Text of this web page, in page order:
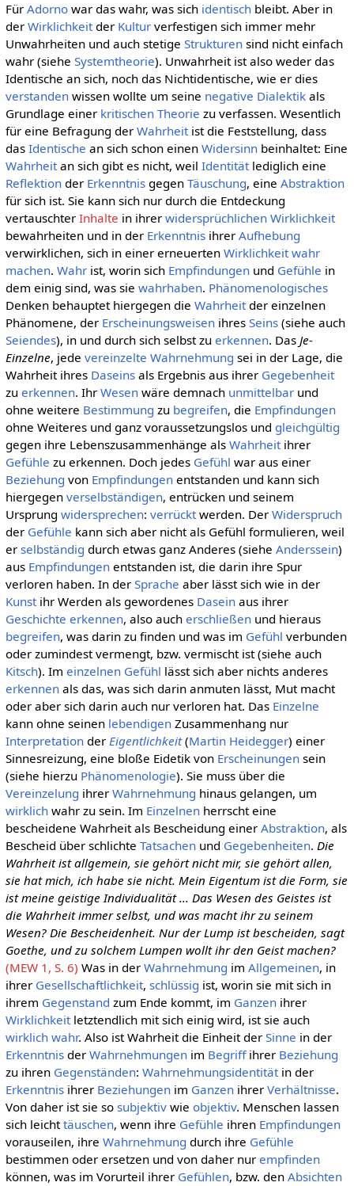
Für Adornowar das wahr, was sich identischbleibt. Aber in
der Wirklichkeitder Kulturverfestigen sich immer mehr
Unwahrheiten und auch stetige Strukturensind nicht einfach
wahr (siehe Systemtheorie). Unwahrheit ist also weder das
Identische an sich, noch das Nichtidentische, wie er dies
verstandenwissen wollte um seine negative Dialektikals
Grundlage einer kritischen Theorie zu verfassen. Wesentlich
für eine Befragung der Wahrheitist die Feststellung, dass
das Identische an sich schon einen Widersinnbeinhaltet: Eine
Wahrheitan sich gibt es nicht, weil Identitätlediglich eine
Reflektionder Erkenntnisgegen Täuschung, eine Abstraktion
für sich ist. Sie kann sich nur durch die Entdeckung
vertauschter Inhalte in ihrer widersprüchlichen Wirklichkeit
bewahrheiten und in der Erkenntnisihrer Aufhebung
verwirklichen, sich in einer erneuerten Wirklichkeit wahr
machen. Wahrist, worin sich Empfindungenund Gefühle in
dem einig sind, was sie wahrhaben. Phänomenologisches
Denken behauptet hiergegen die Wahrheitder einzelnen
Phänomene, der Erscheinungsweisenihres Seins(siehe auch
Seiendes), in und durch sich selbst zu erkennen. Das Je-
Einzelne, jede vereinzelte Wahrnehmung sei in der Lage, die
Wahrheit ihres Daseinsals Ergebnis aus ihrer Gegebenheit
zu erkennen. Ihr Wesenwäre demnach unmittelbarund
ohne weitere Bestimmung zu begreifen, die Empfindungen
ohne Weiteres und ganz voraussetzungslos und gleichgültig
gegen ihre Lebenszusammenhänge als Wahrheitihrer
Gefühle zu erkennen. Doch jedes Gefühl war aus einer
Beziehung von Empfindungenentstanden und kann sich
hiergegen verselbständigen, entrücken und seinem
Ursprung widersprechen: verrücktwerden. Der Widerspruch
der Gefühle kann sich aber nicht als Gefühl formulieren, weil
er selbständig durch etwas ganz Anderes (siehe Anderssein)
aus Empfindungenentstanden ist, die darin ihre Spur
verloren haben. In der Sprache aber lässt sich wie in der
Kunstihr Werden als gewordenes Daseinaus ihrer
Geschichte erkennen, also auch erschließenund hieraus
begreifen, was darin zu finden und was im Gefühl verbunden
oder zumindest vermengt, bzw. vermischt ist (siehe auch
Kitsch). Im einzelnen Gefühl lässt sich aber nichts anderes
erkennenals das, was sich darin anmuten lässt, Mut macht
oder aber sich darin auch nur verloren hat. Das Einzelne
kann ohne seinen lebendigenZusammenhang nur
Interpretationder Eigentlichkeit(Martin Heidegger) einer
Sinnesreizung, eine bloße Eidetik von Erscheinungensein
(siehe hierzu Phänomenologie). Sie muss über die
Vereinzelung ihrer Wahrnehmung hinaus gelangen, um
wirklichwahr zu sein. Im Einzelnenherrscht eine
bescheidene Wahrheit als Bescheidung einer Abstraktion, als
Bescheid über schlichte Tatsachenund Gegebenheiten. Die
Wahrheit ist allgemein, sie gehört nicht mir, sie gehört allen,
sie hat mich, ich habe sie nicht. Mein Eigentum ist die Form, sie
ist meine geistige Individualität ... Das Wesen des Geistes ist
die Wahrheit immer selbst, und was macht ihr zu seinem
Wesen? Die Bescheidenheit. Nur der Lump ist bescheiden, sagt
Goethe, und zu solchem Lumpen wollt ihr den Geist machen?
(MEW 1, S. 6) Was in der Wahrnehmung im Allgemeinen, in
ihrer Gesellschaftlichkeit, schlüssig ist, worin sie mit sich in
ihrem Gegenstand zum Ende kommt, im Ganzenihrer
Wirklichkeitletztendlich mit sich einig wird, ist sie auch
wirklich wahr. Also ist Wahrheit die Einheit der Sinne in der
Erkenntnisder Wahrnehmungenim Begriffihrer Beziehung
zu ihren Gegenständen: Wahrnehmungsidentitätin der
Erkenntnisihrer Beziehungenim Ganzenihrer Verhältnisse.
Von daher ist sie so subjektivwie objektiv. Menschen lassen
sich leichttäuschen, wenn ihre Gefühle ihren Empfindungen
vorauseilen, ihre Wahrnehmung durch ihre Gefühle
bestimmen oder ersetzen und von daher nur empfinden
können, was im Vorurteil ihrer Gefühlen, bzw. den Absichten